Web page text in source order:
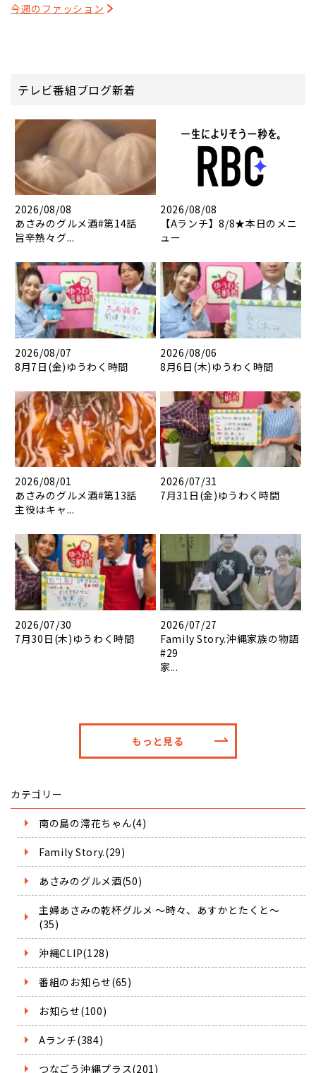
今週のファッション
テレビ番組ブログ新着
2026/08/08
あさみのグルメ酒#第14話
旨辛熱々グ...
2026/08/08
【Aランチ】8/8★本日のメニ
ュー
2026/08/07
8月7日(金)ゆうわく時間
2026/08/06
8月6日(木)ゆうわく時間
2026/08/01
あさみのグルメ酒#第13話
主役はキャ...
2026/07/31
7月31日(金)ゆうわく時間
2026/07/30
7月30日(木)ゆうわく時間
2026/07/27
Family Story.沖縄家族の物語
#29
家...
もっと見る
カテゴリー
南の島の澪花ちゃん(4)
Family Story.(29)
あさみのグルメ酒(50)
主婦あさみの乾杯グルメ ～時々、あすかとたくと～
(35)
沖縄CLIP(128)
番組のお知らせ(65)
お知らせ(100)
Aランチ(384)
つなごう沖縄プラス(201)